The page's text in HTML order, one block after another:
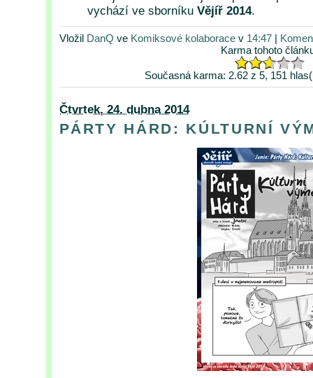
vychází ve sborníku Vějíř 2014.
Vložil DanQ ve Komiksové kolaboracev 14:47|
Karma tohoto
Současná karma: 2.62 z 5, 151
Čtvrtek, 24. dubna 2014
PÁRTY HÁRD: KÚLTURNÍ